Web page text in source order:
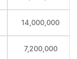
14,000,000
7,200,000